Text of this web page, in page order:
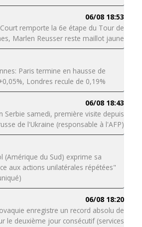
06/08 18:53
remporte la 6e étape du Tour de
Marlen Reusser reste maillot jaune
Paris termine en hausse de
Londres recule de 0,19%
06/08 18:43
Serbie samedi, première visite depuis
de l'Ukraine (responsable à l'AFP)
(Amérique du Sud) exprime sa
aux actions unilatérales répétées"
06/08 18:20
enregistre un record absolu de
le deuxième jour consécutif (services